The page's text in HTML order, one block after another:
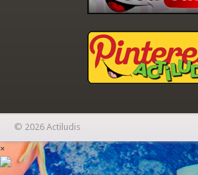
© 2026 Actiludis
×